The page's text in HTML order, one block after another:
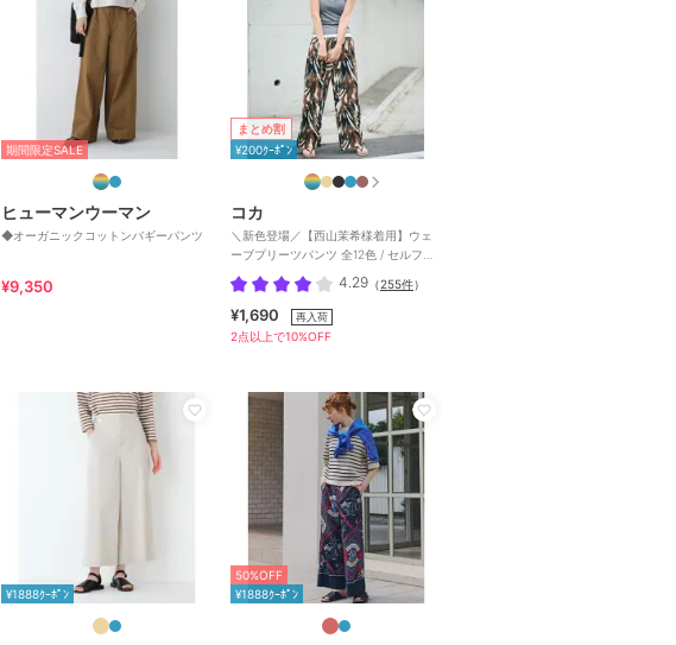
期間限定SALE
ヒューマンウーマン
◆オーガニックコットンバギーパンツ
¥9,350
まとめ割
¥200ｸｰﾎﾟﾝ
コカ
＼新色登場／【西山茉希様着用】ウェ
ーブプリーツパンツ 全12色 / セルフカ
ット可能
4.29 （255件）
¥1,690 再入荷
2点以上で10%OFF
¥1888ｸｰﾎﾟﾝ
50%OFF
¥1888ｸｰﾎﾟﾝ